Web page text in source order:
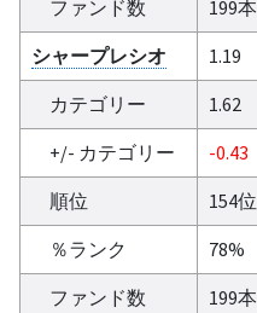
ファンド数 199本
シャープレシオ
1.19
カテゴリー
1.62
+/- カテゴリー
-0.43
順位
154位
％ランク
78%
ファンド数
199本